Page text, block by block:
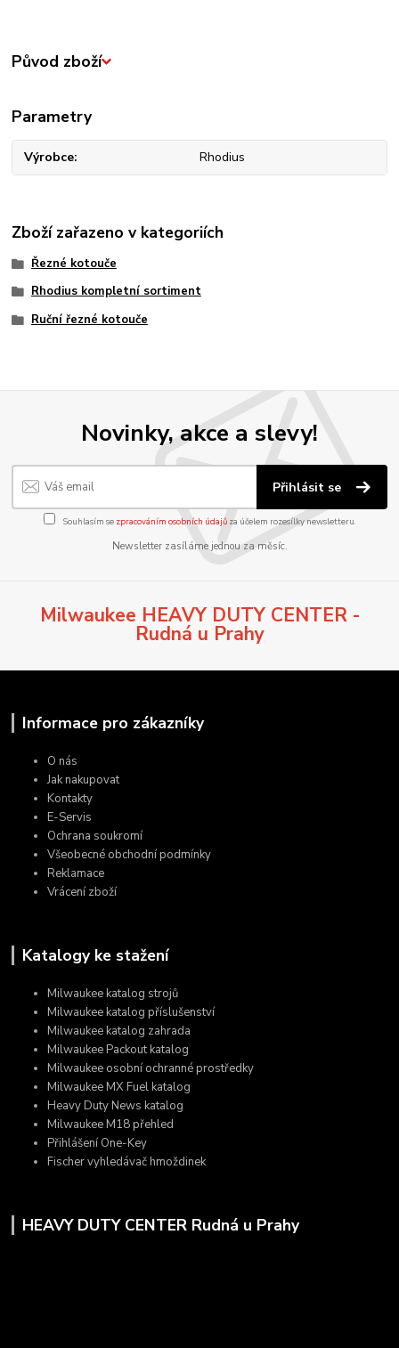
Původ zboží
Parametry
Výrobce Rhodius
Zboží zařazeno v kategoriích
Řezné kotouče
Rhodius kompletní sortiment
Ruční řezné kotouče
Novinky, akce a slevy!
Přihlásit se
Souhlasím se zpracováním osobních údajůza účelem rozesílky newsletteru.
Newsletter zasíláme jednou za měsíc.
Milwaukee HEAVY DUTY CENTER -
Rudná u Prahy
Informace pro zákazníky
O nás
Jak nakupovat
Kontakty
E-Servis
Ochrana soukromí
Všeobecné obchodní podmínky
Reklamace
Vrácení zboží
Katalogy ke stažení
Milwaukee katalog strojů
Milwaukee katalog příslušenství
Milwaukee katalog zahrada
Milwaukee Packout katalog
Milwaukee osobní ochranné prostředky
Milwaukee MX Fuel katalog
Heavy Duty News katalog
Milwaukee M18 přehled
Přihlášení One-Key
Fischer vyhledávač hmoždinek
HEAVY DUTY CENTER Rudná u Prahy